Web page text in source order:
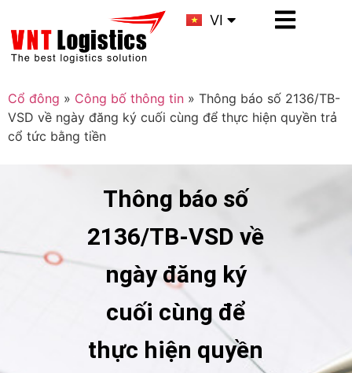
VI
CN
Cổ đông » Công bố thông tin » Thông báo số 2136/TB-
VSD về ngày đăng ký cuối cùng để thực hiện quyền trả
cổ tức bằng tiền
Thông báo số
2136/TB-VSD về
ngày đăng ký
cuối cùng để
thực hiện quyền